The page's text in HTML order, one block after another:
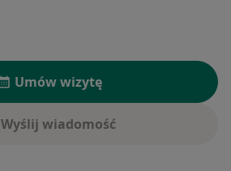
Umów wizytę
Wyślij wiadomość